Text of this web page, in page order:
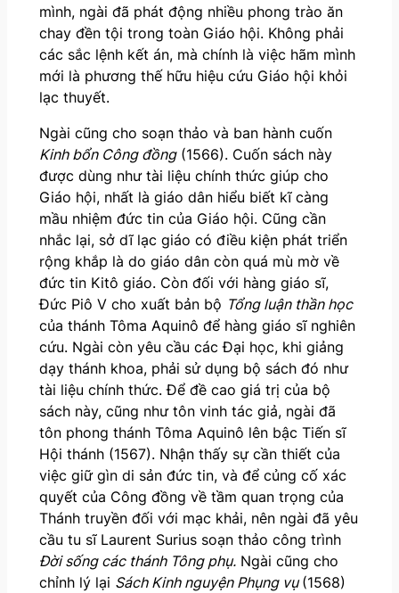
mình, ngài đã phát động nhiều phong trào ăn
chay đền tội trong toàn Giáo hội. Không phải
các sắc lệnh kết án, mà chính là việc hãm mình
mới là phương thế hữu hiệu cứu Giáo hội khỏi
lạc thuyết.
Ngài cũng cho soạn thảo và ban hành cuốn
Kinh bổn Công đồng(1566). Cuốn sách này
được dùng như tài liệu chính thức giúp cho
Giáo hội, nhất là giáo dân hiểu biết kĩ càng
mầu nhiệm đức tin của Giáo hội. Cũng cần
nhắc lại, sở dĩ lạc giáo có điều kiện phát triển
rộng khắp là do giáo dân còn quá mù mờ về
đức tin Kitô giáo. Còn đối với hàng giáo sĩ,
Đức Piô V cho xuất bản bộ Tổng luận thần học
của thánh Tôma Aquinô để hàng giáo sĩ nghiên
cứu. Ngài còn yêu cầu các Đại học, khi giảng
dạy thánh khoa, phải sử dụng bộ sách đó như
tài liệu chính thức. Để đề cao giá trị của bộ
sách này, cũng như tôn vinh tác giả, ngài đã
tôn phong thánh Tôma Aquinô lên bậc Tiến sĩ
Hội thánh (1567). Nhận thấy sự cần thiết của
việc giữ gìn di sản đức tin, và để củng cố xác
quyết của Công đồng về tầm quan trọng của
Thánh truyền đối với mạc khải, nên ngài đã yêu
cầu tu sĩ Laurent Surius soạn thảo công trình
Đời sống các thánh Tông phụ.Ngài cũng cho
chỉnh lý lại Sách Kinh nguyện Phụng vụ(1568)